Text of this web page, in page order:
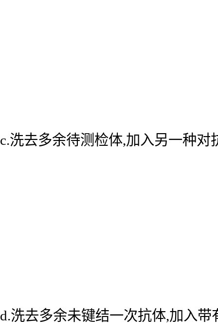
c.洗去多余待测检体,加入另一种
d.洗去多余未键结一次抗体,加入